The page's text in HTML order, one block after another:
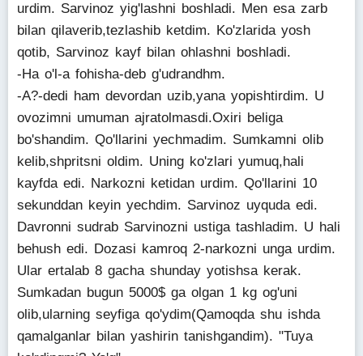
urdim. Sarvinoz yig'lashni boshladi. Men esa zarb
bilan qilaverib,tezlashib ketdim. Ko'zlarida yosh
qotib, Sarvinoz kayf bilan ohlashni boshladi.
-Ha o'l-a fohisha-deb g'udrandhm.
-A?-dedi ham devordan uzib,yana yopishtirdim. U
ovozimni umuman ajratolmasdi.Oxiri beliga
bo'shandim. Qo'llarini yechmadim. Sumkamni olib
kelib,shpritsni oldim. Uning ko'zlari yumuq,hali
kayfda edi. Narkozni ketidan urdim. Qo'llarini 10
sekunddan keyin yechdim. Sarvinoz uyquda edi.
Davronni sudrab Sarvinozni ustiga tashladim. U hali
behush edi. Dozasi kamroq 2-narkozni unga urdim.
Ular ertalab 8 gacha shunday yotishsa kerak.
Sumkadan bugun 5000$ ga olgan 1 kg og'uni
olib,ularning seyfiga qo'ydim(Qamoqda shu ishda
qamalganlar bilan yashirin tanishgandim). "Tuya